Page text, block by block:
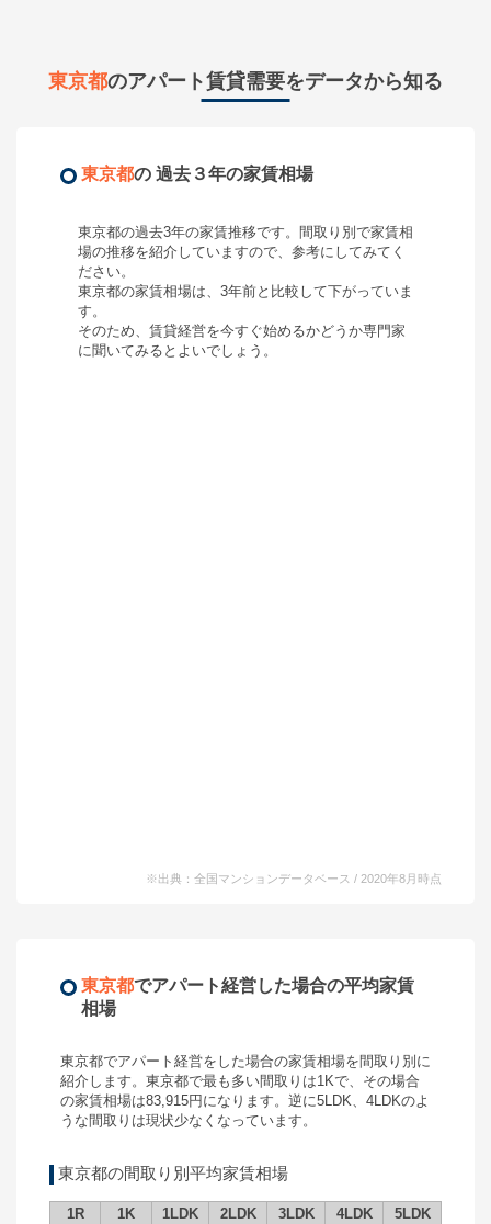
東京都のアパート賃貸需要をデータから知る
東京都の 過去３年の家賃相場
東京都の過去3年の家賃推移です。間取り別で家賃相
場の推移を紹介していますので、参考にしてみてく
ださい。
東京都の家賃相場は、 3年前と比較して下がっていま
す。
そのため、賃貸経営を今すぐ始めるかどうか専門家
に聞いてみるとよいでしょう。
※出典：全国マンションデータベース / 2020年8月時点
東京都でアパート経営した場合の平均家賃
相場
東京都でアパート経営をした場合の家賃相場を間取り別に
紹介します。 東京都で最も多い間取りは1Kで、その場合
の家賃相場は83,915円になります。逆に5LDK、 4LDKのよ
うな間取りは現状少なくなっています。
東京都の間取り別平均家賃相場
1R 1K 1LDK 2LDK 3LDK 4LDK 5LDK